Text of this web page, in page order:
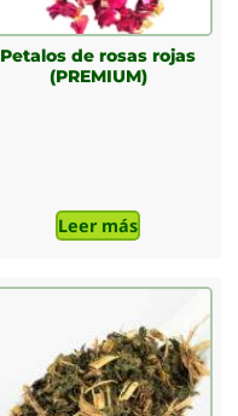
Petalos de rosas rojas
(PREMIUM)
Leer más